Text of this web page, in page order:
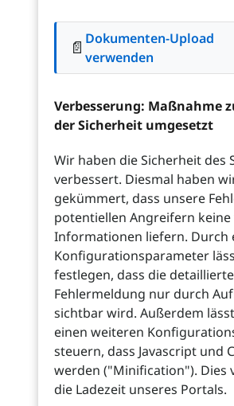
📄 Dokumenten-Upload
verwenden
Verbesserung: Maßnahme
der Sicherheit umgesetzt
Wir haben die Sicherheit des
verbessert. Diesmal haben
gekümmert, dass unsere
potentiellen Angreifern
Informationen liefern. Durch
Konfigurationsparameter
festlegen, dass die detaillierte
Fehlermeldung nur durch
sichtbar wird. Außerdem
einen weiteren
steuern, dass Javascript und
werden ("Minification"). Dies
die Ladezeit unseres Portals.